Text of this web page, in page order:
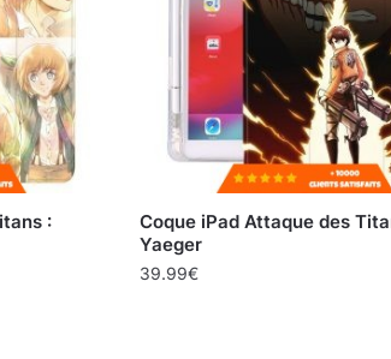
:
Coque iPad Attaque des
Yaeger
39.99€